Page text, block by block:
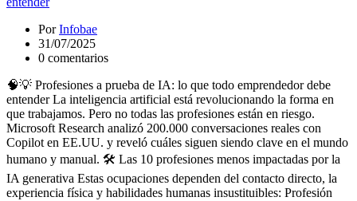
PorInfobae
31/07/2025
0 comentarios
🧠💡 Profesiones a prueba de IA: lo que todo emprendedor debe
entender La inteligencia artificial está revolucionando la forma en
que trabajamos. Pero no todas las profesiones están en riesgo.
Microsoft Research analizó 200.000 conversaciones reales con
Copilot en EE.UU. y reveló cuáles siguen siendo clave en el mundo
humano y manual. 🛠️ Las 10 profesiones menos impactadas por la
IA generativa Estas ocupaciones dependen del contacto directo, la
experiencia física y habilidades humanas insustituibles: Profesión